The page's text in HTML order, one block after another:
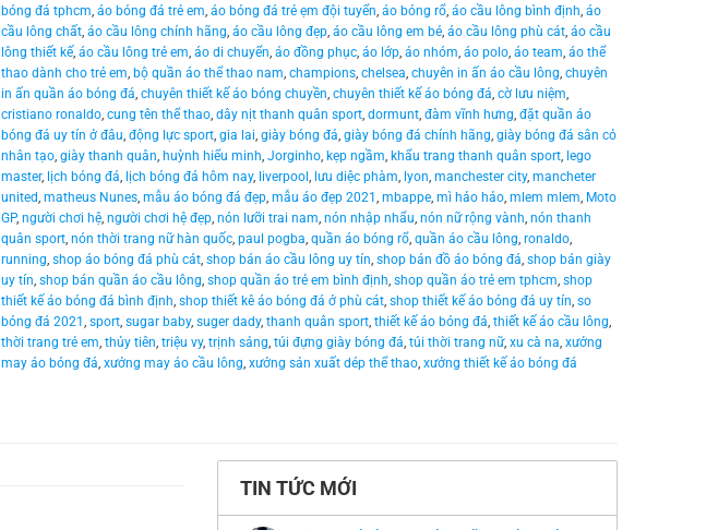
bóng đá tphcm, áo bóng đá trẻ em, áo bóng đá trẻ ẹm đội tuyển, áo bóng rổ, áo cầu lông bình định, áo
cầu lông chất, áo cầu lông chính hãng, áo cầu lông đẹp, áo cầu lông em bé, áo cầu lông phù cát, áo cầu
lông thiết kế, áo cầu lông trẻ em, áo di chuyển, áo đồng phục, áo lớp, áo nhóm, áo polo, áo team, áo thể
thao dành cho trẻ em, bộ quần áo thể thao nam, champions, chelsea, chuyên in ấn áo cầu lông, chuyên
in ấn quần áo bóng đá, chuyên thiết kế áo bóng chuyền, chuyên thiết kế áo bóng đá, cờ lưu niệm,
cristiano ronaldo, cung tên thể thao, dây nịt thanh quân sport, dormunt, đàm vĩnh hưng, đặt quần áo
bóng đá uy tín ở đâu, động lực sport, gia lai, giày bóng đá, giày bóng đá chính hãng, giày bóng đá sân cỏ
nhân tạo, giày thanh quân, huỳnh hiểu minh, Jorginho, kẹp ngầm, khẩu trang thanh quân sport, lego
master, lịch bóng đá, lịch bóng đá hôm nay, liverpool , lưu diệc phàm, lyon, manchester city, mancheter
united, matheus Nunes, mẫu áo bóng đá đẹp, mẫu áo đẹp 2021 , mbappe, mì hảo hảo, mlem mlem, Moto
GP, người chơi hệ, người chơi hệ đẹp, nón lưỡi trai nam, nón nhập nhẩu, nón nữ rộng vành, nón thanh
quân sport, nón thời trang nữ hàn quốc, paul pogba, quần áo bóng rổ, quần áo cầu lông, ronaldo,
running, shop áo bóng đá phù cát, shop bán áo cầu lông uy tín, shop bán đồ áo bóng đá, shop bán giày
uy tín, shop bán quần áo cầu lông, shop quần áo trẻ em bình định, shop quần áo trẻ em tphcm, shop
thiết kế áo bóng đá bình định, shop thiết kê áo bóng đá ở phù cát, shop thiết kế áo bóng đá uy tín, so
bóng đá 2021 , sport, sugar baby, suger dady, thanh quân sport, thiết kế áo bóng đá, thiết kế áo cầu lông,
thời trang trẻ em, thủy tiên, triệu vy, trịnh sảng, túi đựng giày bóng đá, túi thời trang nữ, xu cà na, xưởng
may áo bóng đá, xưởng may áo cầu lông, xưởng sản xuất dép thể thao, xưởng thiết kế áo bóng đá
TIN TỨC MỚI